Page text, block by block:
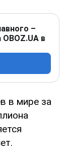
–
в
в мире за